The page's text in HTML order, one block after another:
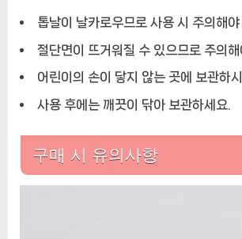
톱날이 날카로우므로 사용 시 주의해야
절단면이 뜨거워질 수 있으므로 주의해
어린이의 손이 닿지 않는 곳에 보관하
사용 후에는 깨끗이 닦아 보관하세요.
구매 시 유의사항